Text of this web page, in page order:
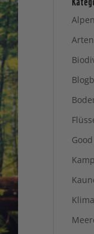
Alpen
Arten
Klima